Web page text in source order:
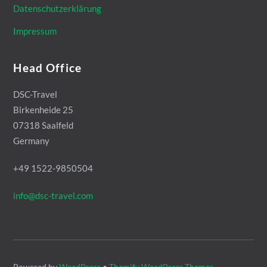
Datenschutzerklärung
Impressum
Head Office
DSC-Travel
Birkenheide 25
07318 Saalfeld
Germany
+49 1522-9850504
info@dsc-travel.com